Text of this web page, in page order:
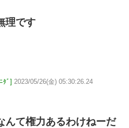
理です
ﾀﾞ] 2023/05/26(金) 05:30:26.24
んて権力あるわけねーだ